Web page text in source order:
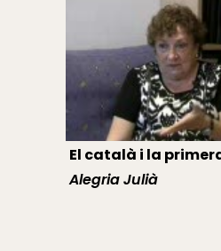
El català i la
Alegria Julià